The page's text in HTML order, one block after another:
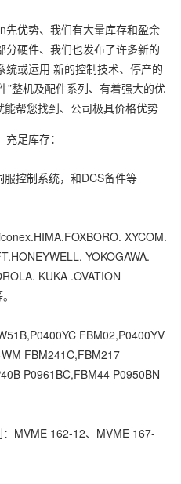
先优势、我们有大量库存和盈余
硬件、我们也发布了许多新的
或运用 新的控制技术、停产的
”整机及配件系列、有着强大的优
帮您找到、公司极具价格优势
足库存：
控制系统，和DCS备件等
XYCOM.
YOKOGAWA.
KUKA .OVATION
FBM02,P0400YV
FBM241C,FBM217
P0961BC,FBM44 P0950BN
MVME 162-12、MVME 167-